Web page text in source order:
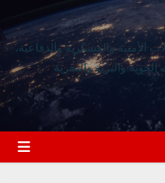
والعسكرية والدفاعية،
والبرية والبحرية